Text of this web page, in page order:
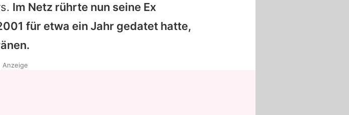
Im Netz rührte nun seine Ex
für etwa ein Jahr gedatet hatte,
Anzeige